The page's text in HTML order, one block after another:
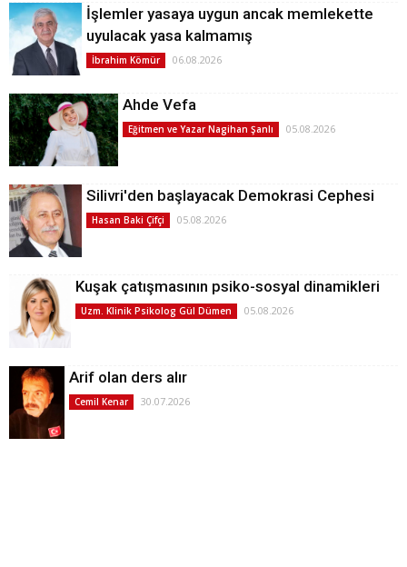
İşlemler yasaya uygun ancak memlekette
uyulacak yasa kalmamış
İbrahim Kömür 06.08.2026
Ahde Vefa
Eğitmen ve Yazar Nagihan Şanlı 05.08.2026
Silivri'den başlayacak Demokrasi Cephesi
Hasan Baki Çifçi 05.08.2026
Kuşak çatışmasının psiko-sosyal dinamikleri
Uzm. Klinik Psikolog Gül Dümen 05.08.2026
Arif olan ders alır
Cemil Kenar 30.07.2026